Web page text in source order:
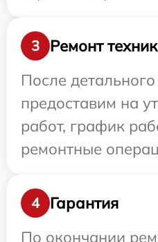
3
Ремонт
После
предоставим на
работ, график
ремонтные
4
Гарантия
По окончании